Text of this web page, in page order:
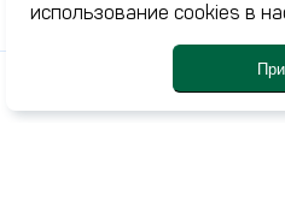
Журнал
Контакты
использование cookies в